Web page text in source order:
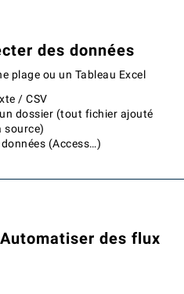
des données
plage ou un Tableau Excel
/ CSV
dossier (tout fichier ajouté
source)
(Access…)
des flux